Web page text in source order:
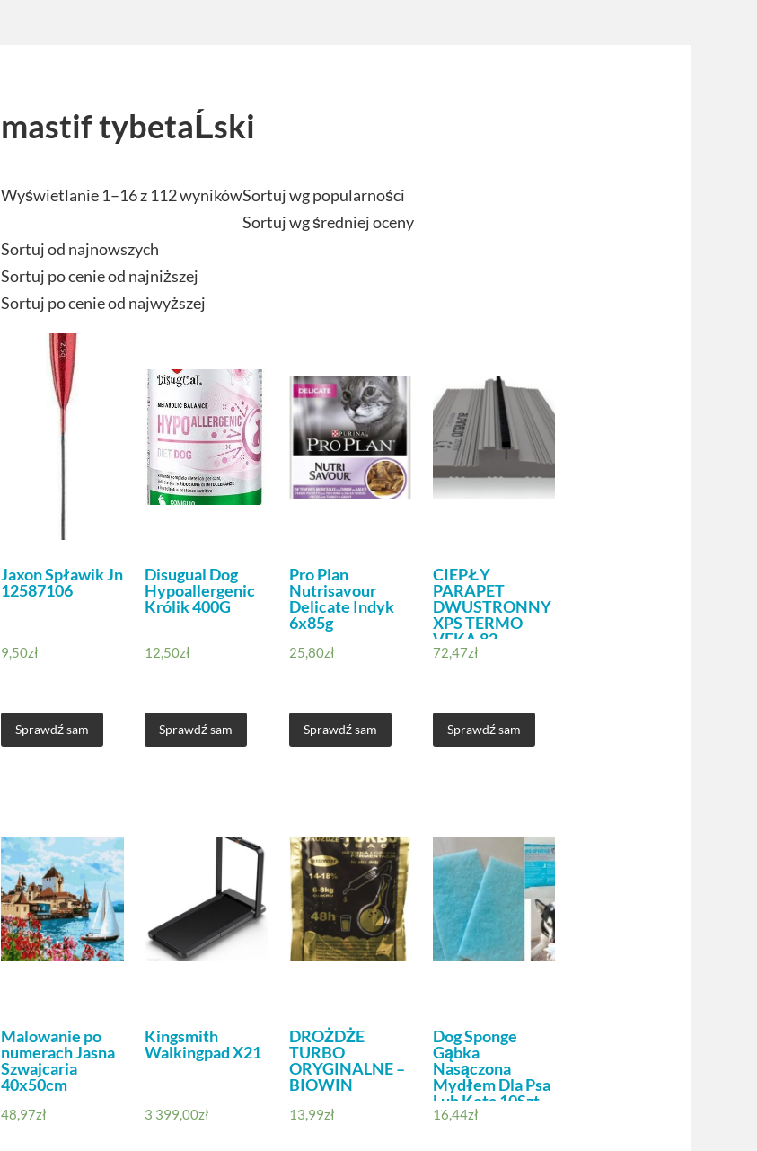
mastif tybetaĹski
Wyświetlanie 1–16 z 112 wynikówSortuj wg popularności
Sortuj wg średniej oceny
Sortuj od najnowszych
Sortuj po cenie od najniższej
Sortuj po cenie od najwyższej
Jaxon Spławik Jn
12587106
9,50zł
Sprawdź sam
Disugual Dog
Hypoallergenic
Królik 400G
12,50zł
Sprawdź sam
Pro Plan
Nutrisavour
Delicate Indyk
6x85g
25,80zł
Sprawdź sam
CIEPŁY
PARAPET
DWUSTRONNY
XPS TERMO
VEKA 82
PMXPSVEKA82
72,47zł
Sprawdź sam
Malowanie po
numerach Jasna
Szwajcaria
40x50cm
48,97zł
Kingsmith
Walkingpad X21
3 399,00zł
DROŻDŻE
TURBO
ORYGINALNE –
BIOWIN
13,99zł
Dog Sponge
Gąbka
Nasączona
Mydłem Dla Psa
Lub Kota 10Szt.
16,44zł